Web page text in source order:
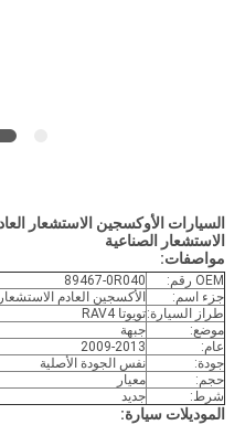
الاستشعار الصناعية
مواصفات:
OEM رقم:
89467-0R040
جزء اسم:
الأكسجين العادم الاستشعار
طراز السيارة:تويوتا RAV4
موضع:
جبهة
عام:
2009-2013
جودة:
نفس الجودة الأصلية
حجم:
معيار
شرط:
جديد
الموديلات سيارة: